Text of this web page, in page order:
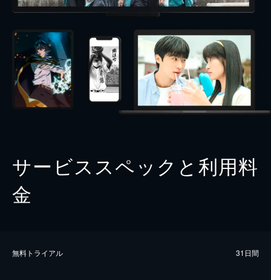
サービススペックと利用料
金
無料トライアル 31日間